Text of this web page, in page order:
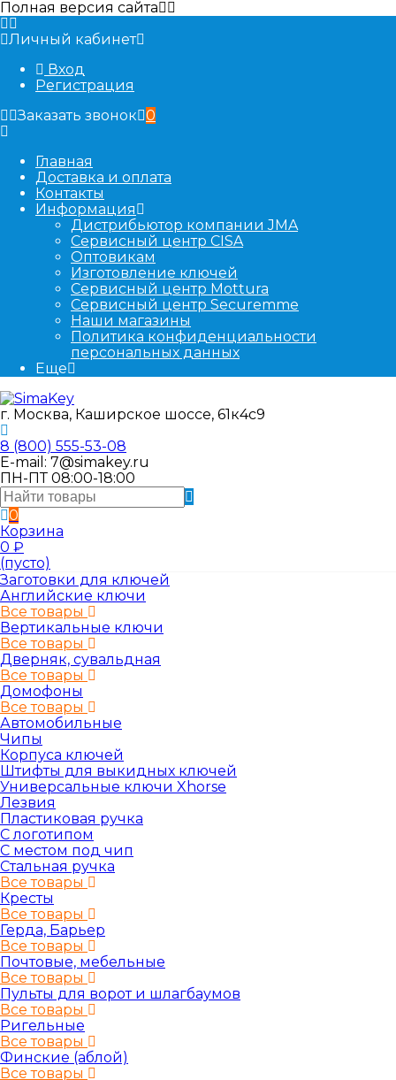
Полная версия сайта
Личный кабинет
Вход
Регистрация
Заказать звонок 0
Главная
Доставка и оплата
Контакты
Информация
Дистрибьютор компании JMA
Сервисный центр CISA
Оптовикам
Изготовление ключей
Сервисный центр Mottura
Сервисный центр Securemme
Наши магазины
Политика конфиденциальности
персональных данных
Еще
г. Москва, Каширское шоссе, 61к4с9
8 (800) 555-53-08
E-mail: 7@simakey.ru
ПН-ПТ 08:00-18:00
0
Корзина
0 ₽
(пусто)
Заготовки для ключей
Английские ключи
Все товары
Вертикальные ключи
Все товары
Дверняк, сувальдная
Все товары
Домофоны
Все товары
Автомобильные
Чипы
Корпуса ключей
Штифты для выкидных ключей
Универсальные ключи Xhorse
Лезвия
Пластиковая ручка
С логотипом
С местом под чип
Стальная ручка
Все товары
Кресты
Все товары
Герда, Барьер
Все товары
Почтовые, мебельные
Все товары
Пульты для ворот и шлагбаумов
Все товары
Ригельные
Все товары
Финские (аблой)
Все товары